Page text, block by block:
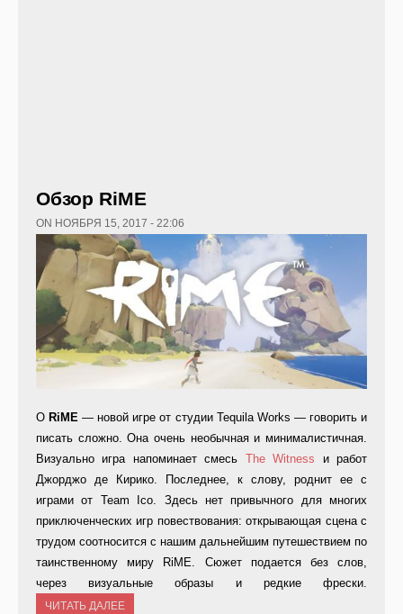
Обзор RiME
ON НОЯБРЯ 15, 2017 - 22:06
О RiME — новой игре от студии Tequila Works — говорить и
писать сложно. Она очень необычная и минималистичная.
Визуально игра напоминает смесь The Witness и работ
Джорджо де Кирико. Последнее, к слову, роднит ее с
играми от Team Ico. Здесь нет привычного для многих
приключенческих игр повествования: открывающая сцена с
трудом соотносится с нашим дальнейшим путешествием по
таинственному миру RiME. Сюжет подается без слов,
через визуальные образы и редкие фрески.
ЧИТАТЬ ДАЛЕЕ